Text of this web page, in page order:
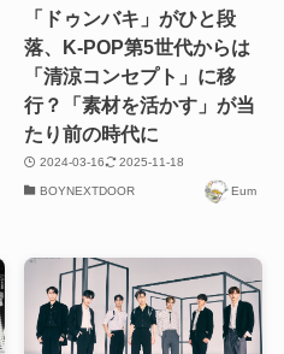
「ドゥンバキ」がひと段
落、K-POP第5世代からは
「清涼コンセプト」に移
行？「素材を活かす」が当
たり前の時代に
2024-03-16 2025-11-18
BOYNEXTDOOR Eum